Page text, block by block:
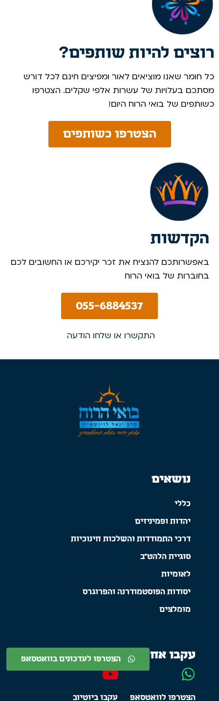
רוצים להיות שותפים?
כל חומר שאנו מוציאים לאור ומפיצים חינם לכל דורש
מסתכם בעלויות של עשרות אלפי שקלים. הצטרפו
כשותפים של בואי הרוח היום! ​
הצטרפו כשותפים
הקדשות
באפשרותכם להנציח את זכר יקירכם או החשובים לכם
בחוברות של בואי הרוח
055-6884537
התקשרו או שלחו הודעה
נושאים
כללי
יהדות ופמיניזים
דרכי התמודדות והשלכות חינוכיות
סוגיית הלהט"ב
לאומיות
יסודות הפוסטמודרנה והפרוגרס
מומלצים
עקבו אחרינו
הצטרפו לוואטסאפ עקבו ביוטיוב
הצטרפו לעדכונים בוואטסאפ